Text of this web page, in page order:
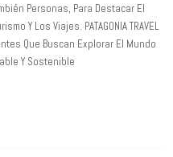
Personas, Para Destacar El
Y Los Viajes. PATAGONIA TRAVEL
Que Buscan Explorar El Mundo
Y Sostenible